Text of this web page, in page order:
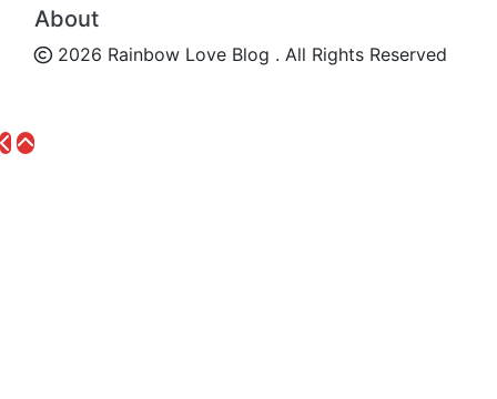
About
2026 Rainbow Love Blog . All Rights Reserved